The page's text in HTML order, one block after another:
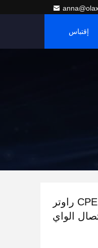
إقتباس
سرعة الإنترنت 300 ميجابايت في الثانية CPE راوتر
الواي